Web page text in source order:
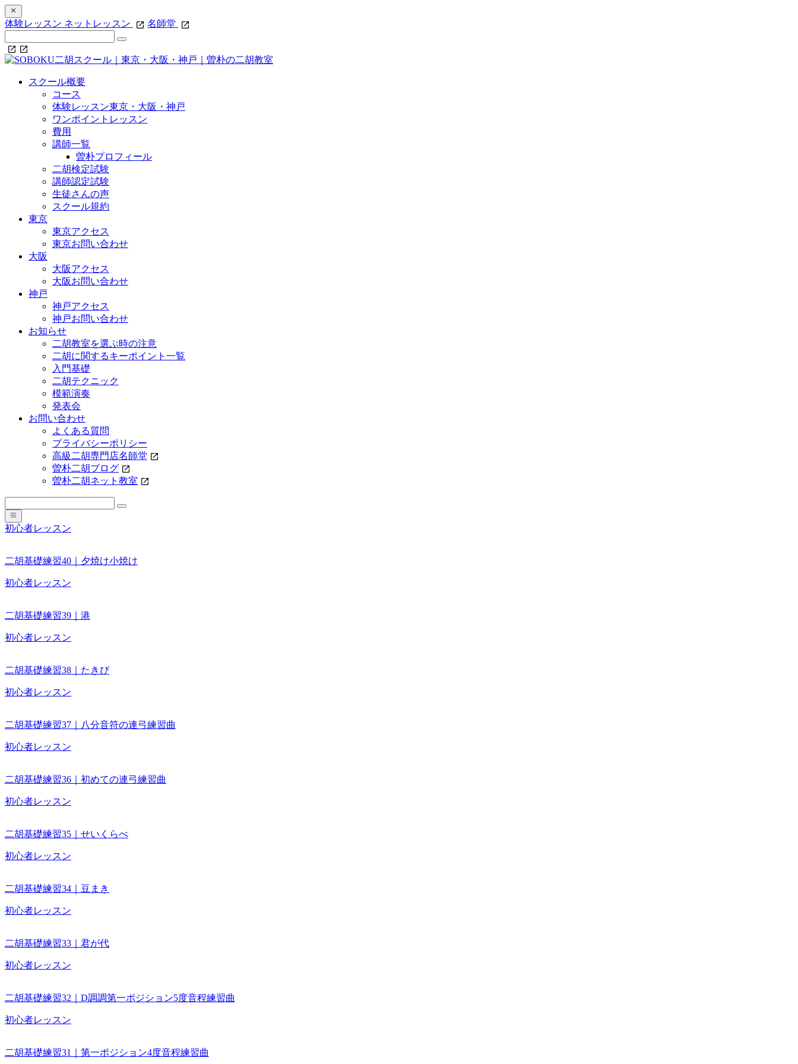
体験レッスン ネットレッスン 名師堂
スクール概要
コース
体験レッスン東京・大阪・神戸
ワンポイントレッスン
費用
講師一覧
曽朴プロフィール
二胡検定試験
講師認定試験
生徒さんの声
スクール規約
東京
東京アクセス
東京お問い合わせ
大阪
大阪アクセス
大阪お問い合わせ
神戸
神戸アクセス
神戸お問い合わせ
お知らせ
二胡教室を選ぶ時の注意
二胡に関するキーポイント一覧
入門基礎
二胡テクニック
模範演奏
発表会
お問い合わせ
よくある質問
プライバシーポリシー
高級二胡専門店名師堂
曽朴二胡ブログ
曽朴二胡ネット教室
初心者レッスン
二胡基礎練習40｜夕焼け小焼け
初心者レッスン
二胡基礎練習39｜港
初心者レッスン
二胡基礎練習38｜たきび
初心者レッスン
二胡基礎練習37｜八分音符の連弓練習曲
初心者レッスン
二胡基礎練習36｜初めての連弓練習曲
初心者レッスン
二胡基礎練習35｜せいくらべ
初心者レッスン
二胡基礎練習34｜豆まき
初心者レッスン
二胡基礎練習33｜君が代
初心者レッスン
二胡基礎練習32｜D調調第一ポジション5度音程練習曲
初心者レッスン
二胡基礎練習31｜第一ポジション4度音程練習曲